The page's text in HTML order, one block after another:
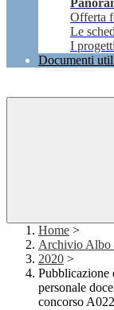
Offerta
Le
I
Documenti
Home >
Archivio Albo
2020 >
Pubblicazione
personale
concorso A022